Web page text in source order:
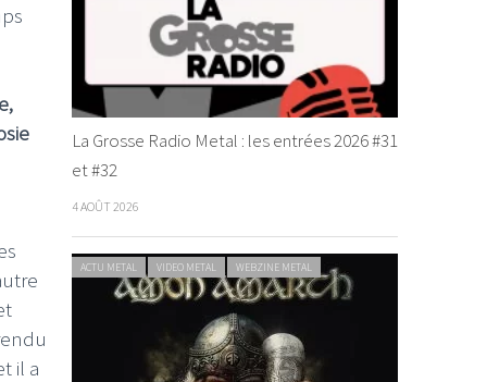
il a
La Grosse Radio Metal : les entrées 2026 #31
et #32
4 AOÛT 2026
ACTU METAL VIDEO METAL WEBZINE METAL